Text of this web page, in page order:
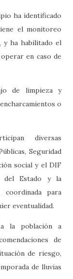
ha identificado
el monitoreo
y ha habilitado el
en caso de
de limpieza y
o
diversas
Seguridad
social y el DIF
del Estado y la
coordinada para
eventualidad.
la población a
de
de riesgo,
de lluvias